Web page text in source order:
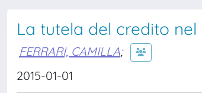
La tutela del credito
FERRARI, CAMILLA;
2015-01-01